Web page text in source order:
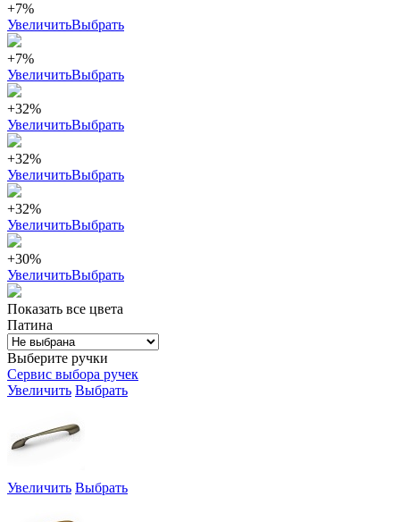
+7%
УвеличитьВыбрать
+7%
УвеличитьВыбрать
+32%
УвеличитьВыбрать
+32%
УвеличитьВыбрать
+32%
УвеличитьВыбрать
+30%
УвеличитьВыбрать
Показать все цвета
Патина
Выберите ручки
Сервис выбора ручек
Увеличить Выбрать
Увеличить Выбрать